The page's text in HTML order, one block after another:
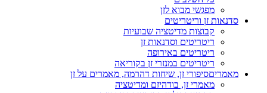
מפגשי מבוא לזן
סדנאות זן וריטריטים
קבוצות מדיטציה שבועיות
ריטריטים וסדנאות זן
ריטריטים באירופה
ריטריטים במנזרי זן בקוריאה
מאמריםסיפורי זן, שיחות דהרמה, מאמרים על זן
מאמרי זן, בודהיזם ומדיטציה